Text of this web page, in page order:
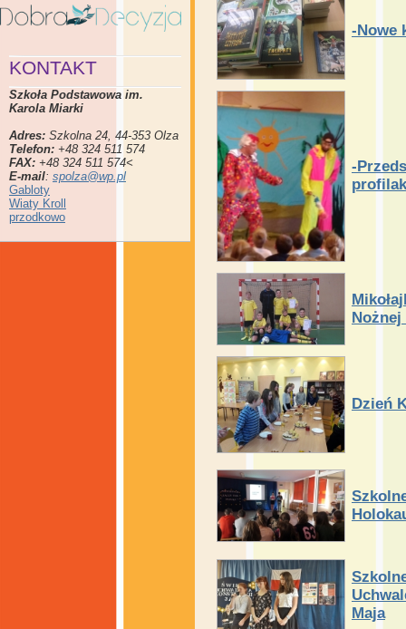
KONTAKT
Szkoła Podstawowa im.
Karola Miarki
Adres: Szkolna 24, 44-353 Olza
Telefon: +48 324 511 574
FAX: +48 324 511 574<
E-mail: spolza@wp.pl
Gabloty
Wiaty Kroll
przodkowo
-Nowe
-
Nożnej
Dzień
Maja